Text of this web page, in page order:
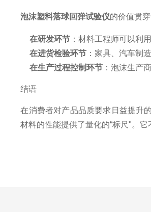
泡沫塑料落球回弹试验仪的价值贯
在研发环节 ：材料工程师可以利
在进货检验环节 ：家具、汽车制
在生产过程控制环节 ：泡沫生产
结语
在消费者对产品品质要求日益提升
材料的性能提供了量化的“标尺"。